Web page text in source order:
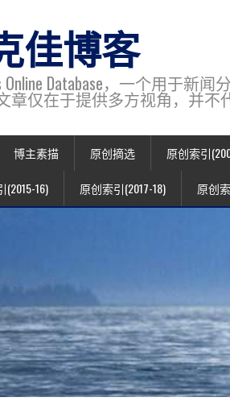
佳博客
Online Database，一个用于
章仅在于提供多方视角，并不
博主素描 原创摘选 原创索引
(2015-16) 原创索引(2017-18) 原创